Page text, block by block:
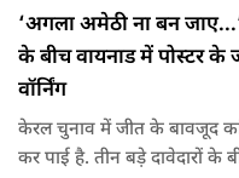
‘अगला अमेठी ना बन
के बीच वायनाड में पोस्टर के
वॉर्निंग
केरल चुनाव में जीत के बावजूद
कर पाई है. तीन बड़े दावेदारों के